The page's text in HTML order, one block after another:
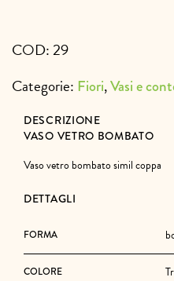
COD:29
Categorie: Fiori,Vasi e
DESCRIZIONE
VASO VETRO BOMBATO
Vaso vetro bombato simil coppa
DETTAGLI
FORMA
COLORE